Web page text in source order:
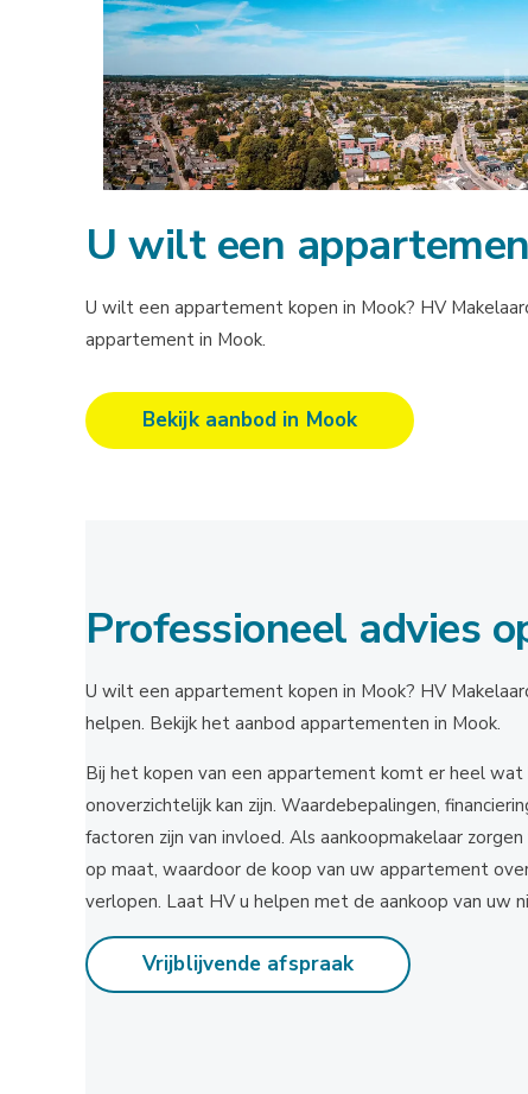
U wilt een
U wilt een appartement kopen in Mook? HV
appartement in Mook.
Bekijk aanbod in Mook
Professioneel advies
U wilt een appartement kopen in Mook? HV
helpen. Bekijk het aanbod appartementen in Mook.
Bij het kopen van een appartement komt er heel
onoverzichtelijk kan zijn. Waardebepalingen,
factoren zijn van invloed. Als aankoopmakelaar
op maat, waardoor de koop van uw appartement
verlopen. Laat HV u helpen met de aankoop van uw
Vrijblijvende afspraak